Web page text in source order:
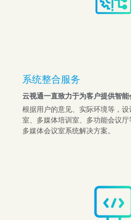
系统整合服务
云视通一直致力于为客户提供智能
根据用户的意见、实际环境等，
室、多媒体培训室、多功能会议
多媒体会议室系统解决方案。